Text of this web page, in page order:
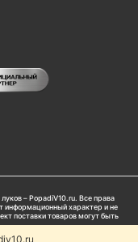
– PopadiV10.ru. Все права
характер и не
поставки товаров могут быть